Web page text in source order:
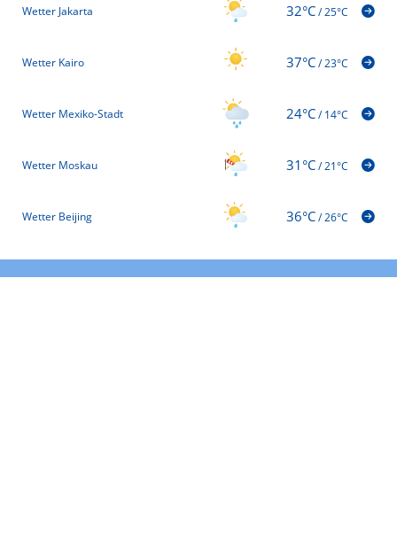
Wetter Jakarta 32°C/25°C
Wetter Kairo 37°C/23°C
Wetter Mexiko-Stadt 24°C/14°C
Wetter Moskau 31°C/21°C
Wetter Beijing 36°C/26°C